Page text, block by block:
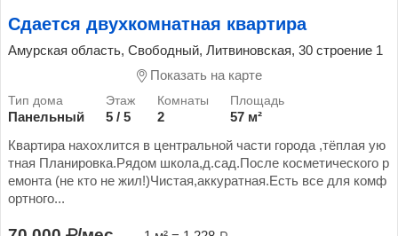
Сдается двухкомнатная квартира
Амурская область, Свободный, Литвиновская, 30 строение 1
Показать на карте
Панельный 5 / 5 2
57 м²
Квартира нахохлится в центральной части города ,тёплая ую
тная Планировка.Рядом школа,д.сад.После косметического р
емонта (не кто не жил!)Чистая,аккуратная.Есть все для комф
ортного...